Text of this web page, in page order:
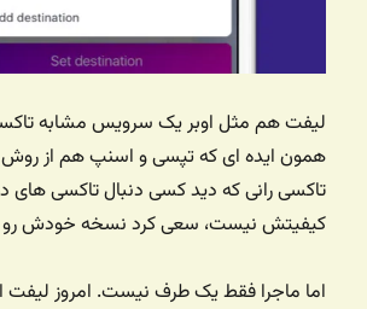
لیفت هم مثل اوبر یک سرویس مشابه
همون ایده ای که تپسی و اسنپ هم از
تاکسی رانی که دید کسی دنبال تاکسی
کیفیتش نیست، سعی کرد نسخه خودش رو
اما ماجرا فقط یک طرف نیست. امروز لیفت